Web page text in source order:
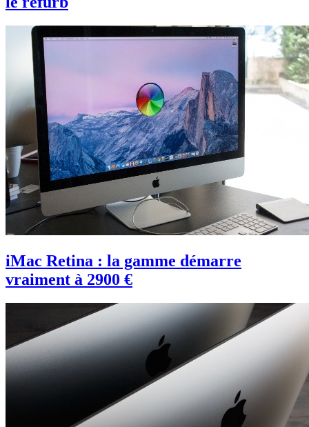
iMac Retina : la gamme démarre
vraiment à 2900 €